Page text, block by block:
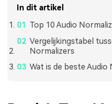
In dit artikel
Top 10 Audio
Vergelijkingstabel
Normalizers
Wat is de beste